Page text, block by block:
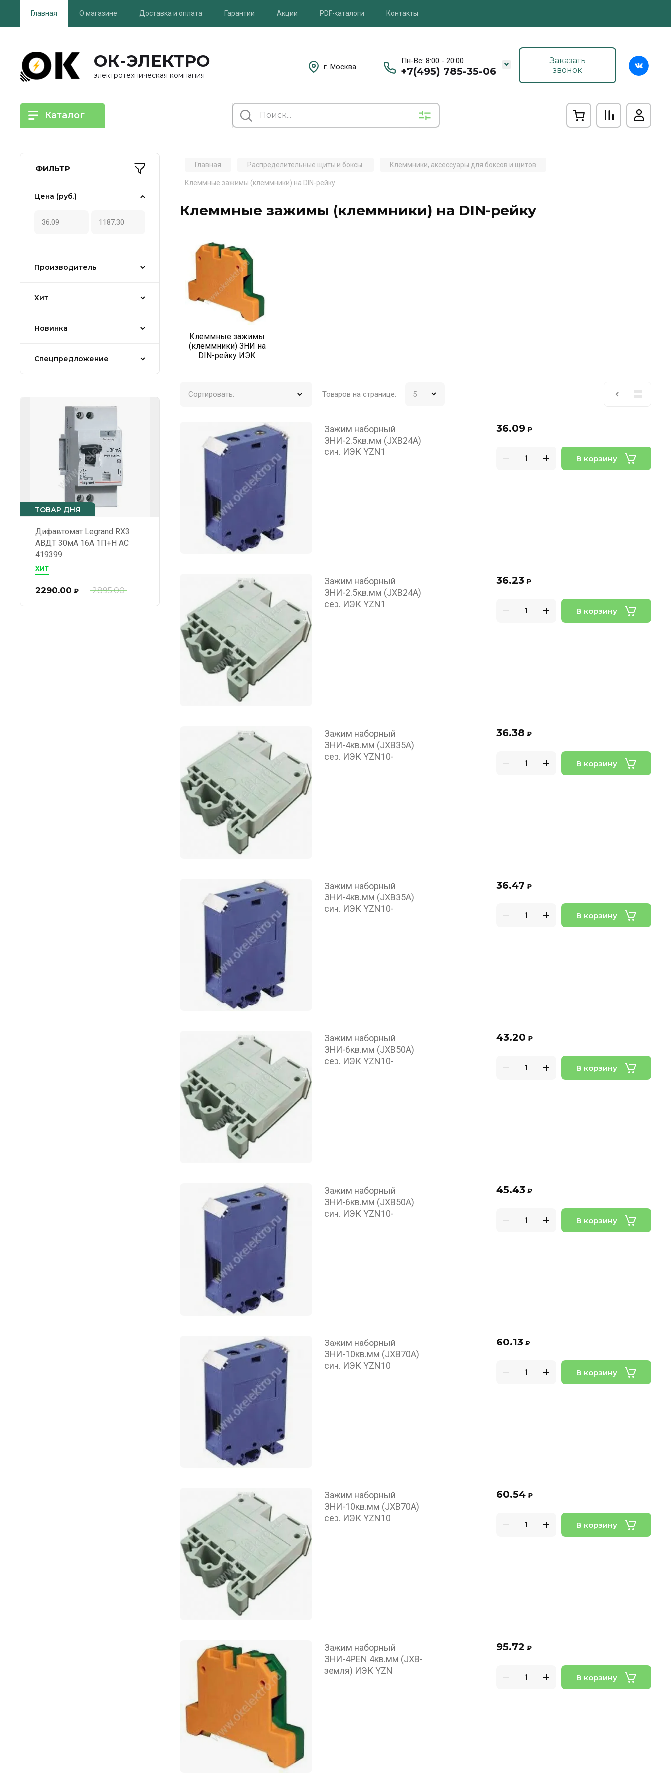
Главная О магазине Доставка и оплата Гарантии Акции PDF-каталоги Контакты
ОК-ЭЛЕКТРО
электротехническая компания
г. Москва
Пн-Вс: 8:00 - 20:00
+7(495) 785-35-06
Заказать
звонок
Каталог
ФИЛЬТР
Цена (руб.)
Производитель
Хит
Новинка
Спецпредложение
ТОВАР ДНЯ
Дифавтомат Legrand RX3
АВДТ 30мА 16А 1П+Н AC
419399
ХИТ
2895.00
2290.00 ₽
Главная Распределительные щиты и боксы. Клеммники, аксессуары для боксов и щитов
Клеммные зажимы (клеммники) на DIN-рейку
Клеммные зажимы (клеммники) на DIN-рейку
Клеммные зажимы
(клеммники) ЗНИ на
DIN-рейку ИЭК
Сортировать: Товаров на странице:
Зажим наборный
ЗНИ-2.5кв.мм (JXB24А)
син. ИЭК YZN1
36.09 ₽
В корзину
Зажим наборный
ЗНИ-2.5кв.мм (JXB24А)
сер. ИЭК YZN1
36.23 ₽
В корзину
Зажим наборный
ЗНИ-4кв.мм (JXB35А)
сер. ИЭК YZN10-
36.38 ₽
В корзину
Зажим наборный
ЗНИ-4кв.мм (JXB35А)
син. ИЭК YZN10-
36.47 ₽
В корзину
Зажим наборный
ЗНИ-6кв.мм (JXB50A)
сер. ИЭК YZN10-
43.20 ₽
В корзину
Зажим наборный
ЗНИ-6кв.мм (JXB50A)
син. ИЭК YZN10-
45.43 ₽
В корзину
Зажим наборный
ЗНИ-10кв.мм (JXB70А)
син. ИЭК YZN10
60.13 ₽
В корзину
Зажим наборный
ЗНИ-10кв.мм (JXB70А)
сер. ИЭК YZN10
60.54 ₽
В корзину
Зажим наборный
ЗНИ-4PEN 4кв.мм (JXB-
земля) ИЭК YZN
95.72 ₽
В корзину